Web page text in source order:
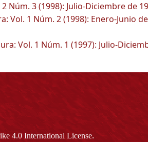
Núm. 3 (1998): Julio-Diciembre de
Vol. 1 Núm. 2 (1998): Enero-Junio de
Vol. 1 Núm. 1 (1997): Julio-
4.0 International License.